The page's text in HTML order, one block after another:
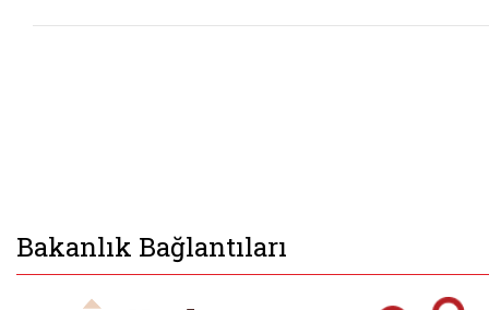
Bakanlık Bağlantıları